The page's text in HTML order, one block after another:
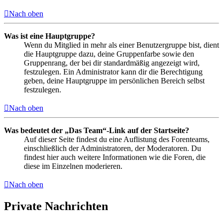
Nach oben
Was ist eine Hauptgruppe?
Wenn du Mitglied in mehr als einer Benutzergruppe bist, dient
die Hauptgruppe dazu, deine Gruppenfarbe sowie den
Gruppenrang, der bei dir standardmäßig angezeigt wird,
festzulegen. Ein Administrator kann dir die Berechtigung
geben, deine Hauptgruppe im persönlichen Bereich selbst
festzulegen.
Nach oben
Was bedeutet der „Das Team“-Link auf der Startseite?
Auf dieser Seite findest du eine Auflistung des Forenteams,
einschließlich der Administratoren, der Moderatoren. Du
findest hier auch weitere Informationen wie die Foren, die
diese im Einzelnen moderieren.
Nach oben
Private Nachrichten